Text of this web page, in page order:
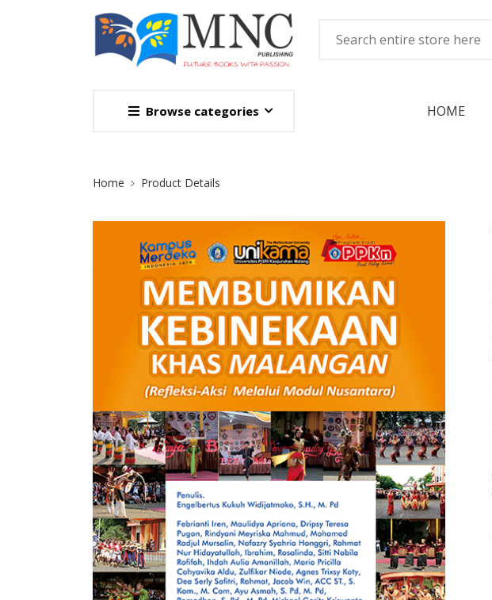
Browse categories HOME
Site Breadcrumb
Home Product Details